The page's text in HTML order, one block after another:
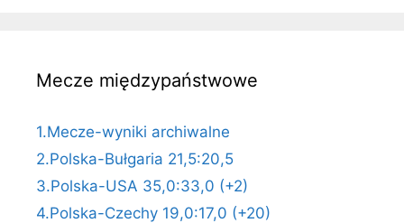
Mecze międzypaństwowe
1.Mecze-wyniki archiwalne
2.Polska-Bułgaria 21,5:20,5
3.Polska-USA 35,0:33,0 (+2)
4.Polska-Czechy 19,0:17,0 (+20)